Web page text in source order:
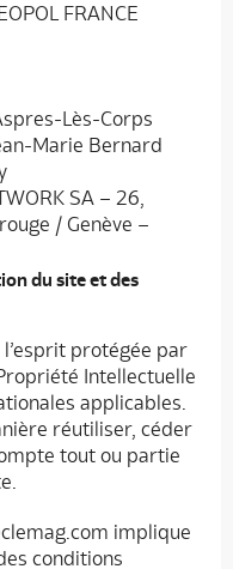
FRANCE
Lès-Corps
Marie Bernard
SA – 26,
/ Genève –
du site et des
protégée par
Intellectuelle
applicables.
réutiliser, céder
tout ou partie
implique
conditions